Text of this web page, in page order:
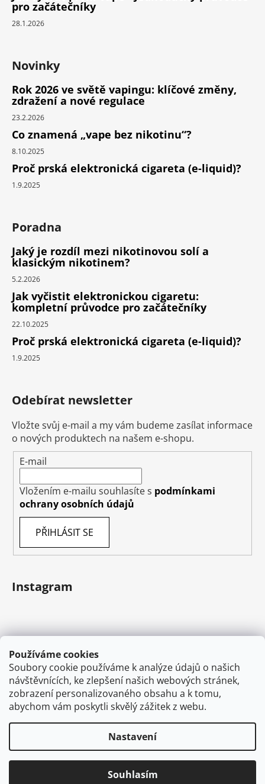
Používáme cookies
Soubory cookie používáme k analýze údajů o našich
návštěvnících, ke zlepšení našich webových stránek,
zobrazení personalizovaného obsahu a k tomu,
abychom vám poskytli skvělý zážitek z webu.
Nastavení
Souhlasím
pro začátečníky
28.1.2026
Novinky
Rok 2026 ve světě vapingu: klíčové změny,
zdražení a nové regulace
23.2.2026
Co znamená „vape bez nikotinu“?
8.10.2025
Proč prská elektronická cigareta (e-liquid)?
1.9.2025
Poradna
Jaký je rozdíl mezi nikotinovou solí a
klasickým nikotinem?
5.2.2026
Jak vyčistit elektronickou cigaretu:
kompletní průvodce pro začátečníky
22.10.2025
Proč prská elektronická cigareta (e-liquid)?
1.9.2025
Odebírat newsletter
Vložte svůj e-mail a my vám budeme zasílat informace
o nových produktech na našem e-shopu.
E-mail
Vložením e-mailu souhlasíte s podmínkami
ochrany osobních údajů
PŘIHLÁSIT SE
Instagram
Sledovat na Instagramu
Vytvořil Shoptet